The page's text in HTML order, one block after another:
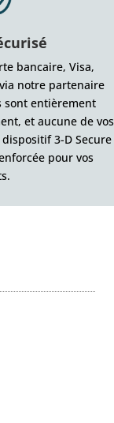
bancaire, Visa,
notre partenaire
sont entièrement
et aucune de vos
dispositif 3-D Secure
pour vos